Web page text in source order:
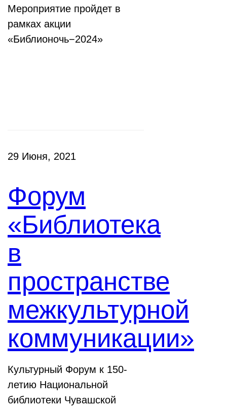
Мероприятие пройдет в
рамках акции
«Библионочь−2024»
29 Июня, 2021
Форум
«Библиотека
в
пространстве
межкультурной
коммуникации»
Культурный Форум к 150-
летию Национальной
библиотеки Чувашской